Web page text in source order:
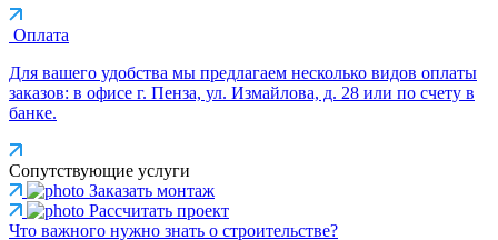
Оплата
Для вашего удобства мы предлагаем несколько видов оплаты
заказов: в офисе г. Пенза, ул. Измайлова, д. 28 или по счету в
банке.
Сопутствующие услуги
Заказать монтаж
Рассчитать проект
Что важного нужно знать о строительстве?